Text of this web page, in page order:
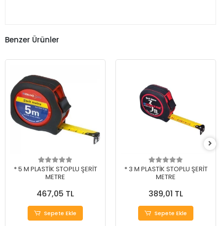
Benzer Ürünler
* 5 M PLASTİK STOPLU ŞERİT
METRE
467,05 TL
Sepete Ekle
* 3 M PLASTİK STOPLU ŞERİT
METRE
389,01 TL
Sepete Ekle